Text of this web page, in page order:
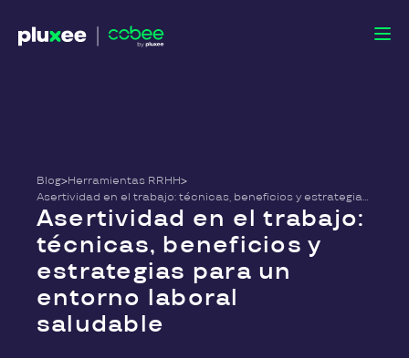
Asertividad en el trabajo:
técnicas, beneficios y
estrategias para un
entorno laboral
saludable
Blog>Herramientas RRHH>
Asertividad en el trabajo: técnicas, beneficios y estrategias para un entorno laboral saludable